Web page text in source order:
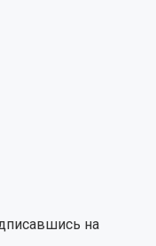
на